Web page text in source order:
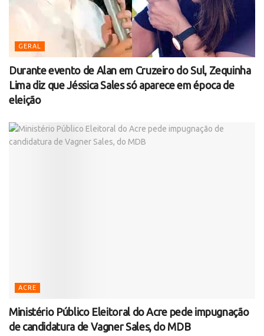
GERAL
Durante evento de Alan em Cruzeiro do Sul, Zequinha
Lima diz que Jéssica Sales só aparece em época de
eleição
ACRE
Ministério Público Eleitoral do Acre pede impugnação
de candidatura de Vagner Sales, do MDB